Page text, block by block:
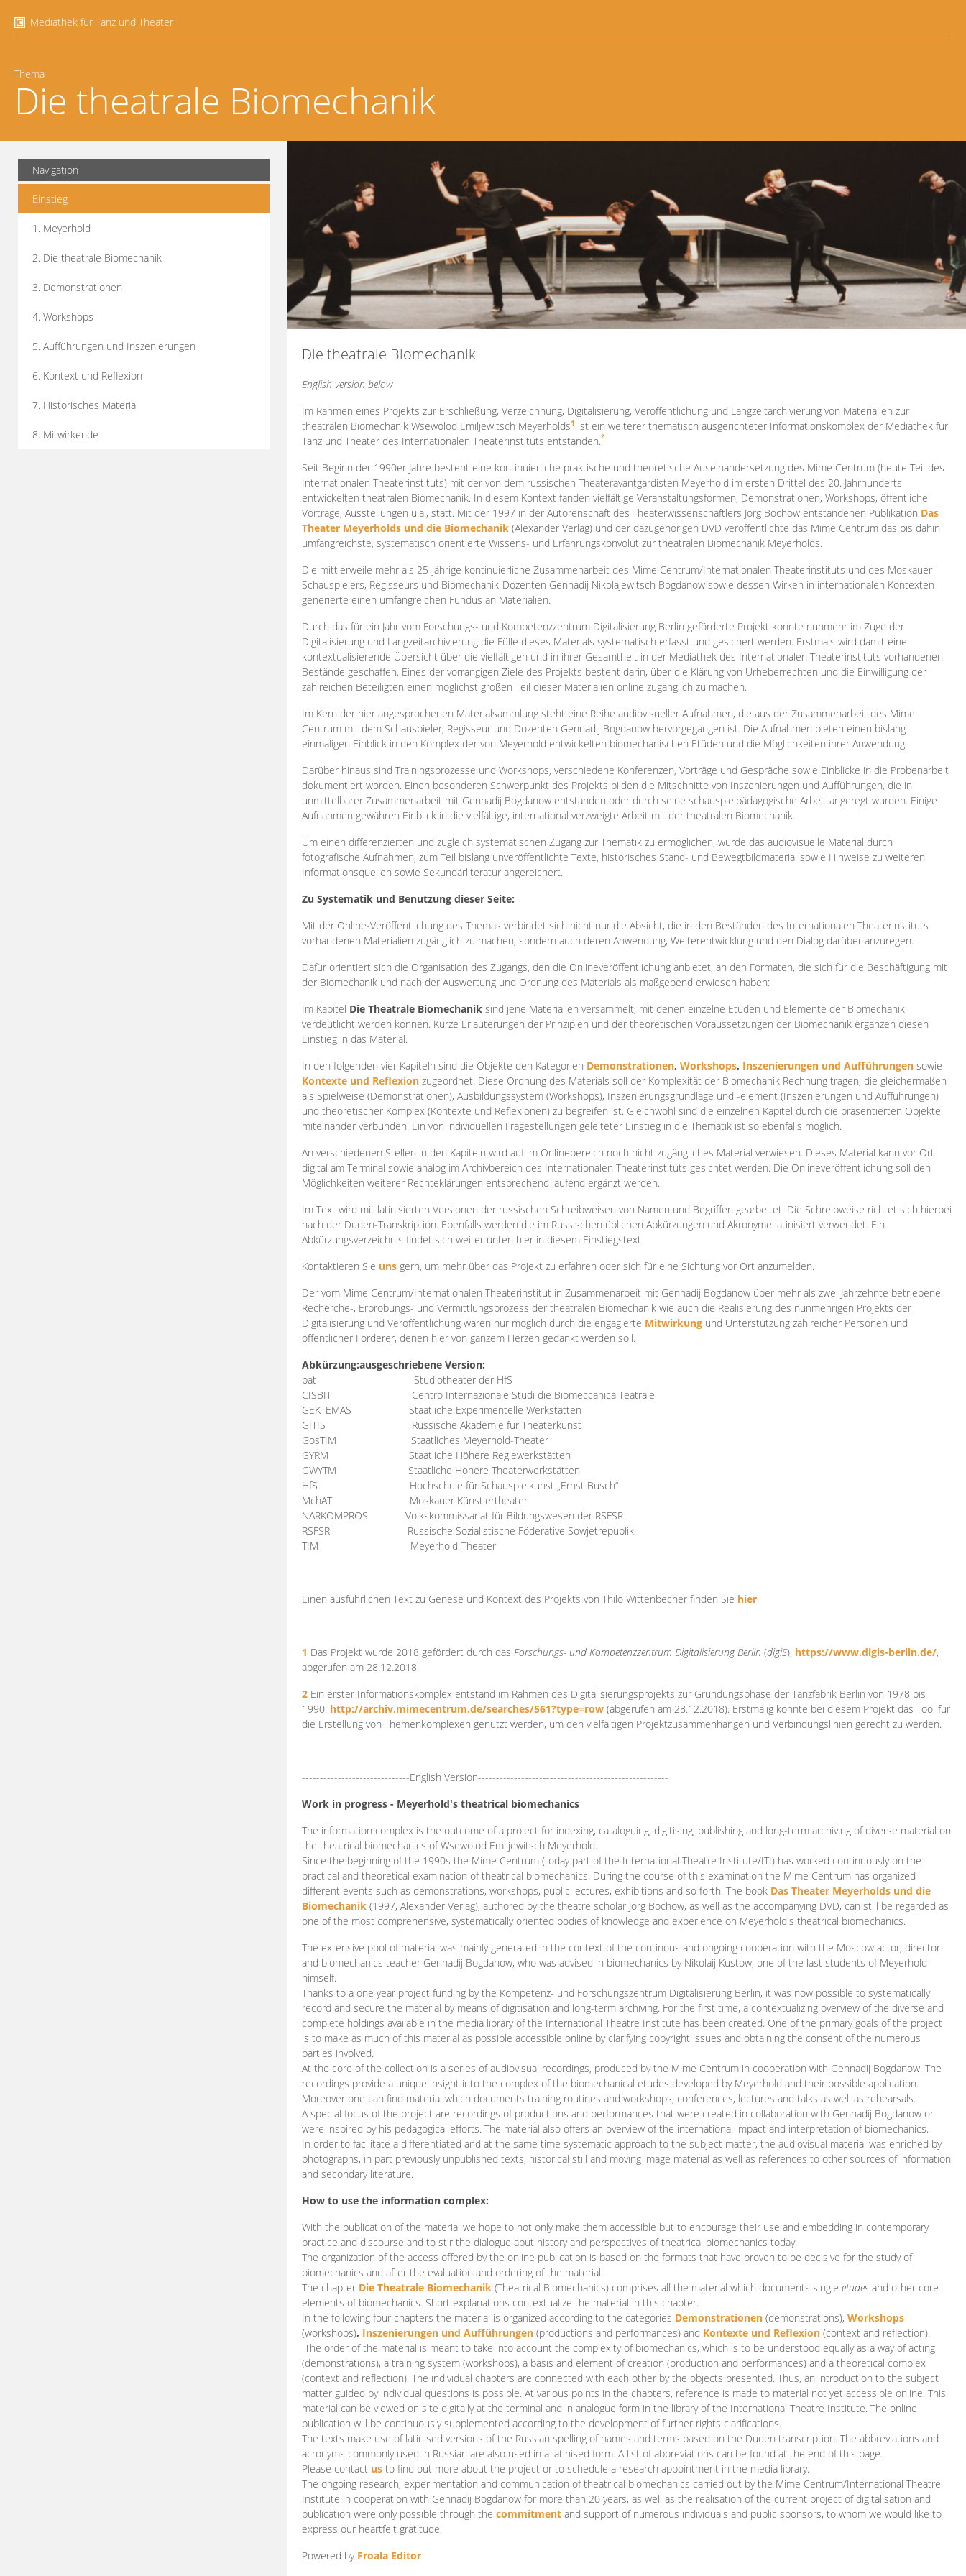
Mediathek für Tanz und Theater
Thema
Die theatrale Biomechanik
Navigation
Einstieg
1. Meyerhold
2. Die theatrale Biomechanik
3. Demonstrationen
4. Workshops
5. Aufführungen und Inszenierungen
6. Kontext und Reflexion
7. Historisches Material
8. Mitwirkende
Die theatrale Biomechanik
English version below
Im Rahmen eines Projekts zur Erschließung, Verzeichnung, Digitalisierung, Veröffentlichung und Langzeitarchivierung von Materialien zur
theatralen Biomechanik Wsewolod Emiljewitsch Meyerholds1 ist ein weiterer thematisch ausgerichteter Informationskomplex der Mediathek für
Tanz und Theater des Internationalen Theaterinstituts entstanden.2
Seit Beginn der 1990er Jahre besteht eine kontinuierliche praktische und theoretische Auseinandersetzung des Mime Centrum (heute Teil des
Internationalen Theaterinstituts) mit der von dem russischen Theateravantgardisten Meyerhold im ersten Drittel des 20. Jahrhunderts
entwickelten theatralen Biomechanik. In diesem Kontext fanden vielfältige Veranstaltungsformen, Demonstrationen, Workshops, öffentliche
Vorträge, Ausstellungen u.a., statt. Mit der 1997 in der Autorenschaft des Theaterwissenschaftlers Jörg Bochow entstandenen Publikation Das
Theater Meyerholds und die Biomechanik (Alexander Verlag) und der dazugehörigen DVD veröffentlichte das Mime Centrum das bis dahin
umfangreichste, systematisch orientierte Wissens- und Erfahrungskonvolut zur theatralen Biomechanik Meyerholds.
Die mittlerweile mehr als 25-jährige kontinuierliche Zusammenarbeit des Mime Centrum/Internationalen Theaterinstituts und des Moskauer
Schauspielers, Regisseurs und Biomechanik-Dozenten Gennadij Nikolajewitsch Bogdanow sowie dessen Wirken in internationalen Kontexten
generierte einen umfangreichen Fundus an Materialien.
Durch das für ein Jahr vom Forschungs- und Kompetenzzentrum Digitalisierung Berlin geförderte Projekt konnte nunmehr im Zuge der
Digitalisierung und Langzeitarchivierung die Fülle dieses Materials systematisch erfasst und gesichert werden. Erstmals wird damit eine
kontextualisierende Übersicht über die vielfältigen und in ihrer Gesamtheit in der Mediathek des Internationalen Theaterinstituts vorhandenen
Bestände geschaffen. Eines der vorrangigen Ziele des Projekts besteht darin, über die Klärung von Urheberrechten und die Einwilligung der
zahlreichen Beteiligten einen möglichst großen Teil dieser Materialien online zugänglich zu machen.
Im Kern der hier angesprochenen Materialsammlung steht eine Reihe audiovisueller Aufnahmen, die aus der Zusammenarbeit des Mime
Centrum mit dem Schauspieler, Regisseur und Dozenten Gennadij Bogdanow hervorgegangen ist. Die Aufnahmen bieten einen bislang
einmaligen Einblick in den Komplex der von Meyerhold entwickelten biomechanischen Etüden und die Möglichkeiten ihrer Anwendung.
Darüber hinaus sind Trainingsprozesse und Workshops, verschiedene Konferenzen, Vorträge und Gespräche sowie Einblicke in die Probenarbeit
dokumentiert worden. Einen besonderen Schwerpunkt des Projekts bilden die Mitschnitte von Inszenierungen und Aufführungen, die in
unmittelbarer Zusammenarbeit mit Gennadij Bogdanow entstanden oder durch seine schauspielpädagogische Arbeit angeregt wurden. Einige
Aufnahmen gewähren Einblick in die vielfältige, international verzweigte Arbeit mit der theatralen Biomechanik.
Um einen differenzierten und zugleich systematischen Zugang zur Thematik zu ermöglichen, wurde das audiovisuelle Material durch
fotografische Aufnahmen, zum Teil bislang unveröffentlichte Texte, historisches Stand- und Bewegtbildmaterial sowie Hinweise zu weiteren
Informationsquellen sowie Sekundärliteratur angereichert.
Zu Systematik und Benutzung dieser Seite:
Mit der Online-Veröffentlichung des Themas verbindet sich nicht nur die Absicht, die in den Beständen des Internationalen Theaterinstituts
vorhandenen Materialien zugänglich zu machen, sondern auch deren Anwendung, Weiterentwicklung und den Dialog darüber anzuregen.
Dafür orientiert sich die Organisation des Zugangs, den die Onlineveröffentlichung anbietet, an den Formaten, die sich für die Beschäftigung mit
der Biomechanik und nach der Auswertung und Ordnung des Materials als maßgebend erwiesen haben:
Im Kapitel Die Theatrale Biomechanik sind jene Materialien versammelt, mit denen einzelne Etüden und Elemente der Biomechanik
verdeutlicht werden können. Kurze Erläuterungen der Prinzipien und der theoretischen Voraussetzungen der Biomechanik ergänzen diesen
Einstieg in das Material.
In den folgenden vier Kapiteln sind die Objekte den Kategorien Demonstrationen, Workshops, Inszenierungen und Aufführungen sowie
Kontexte und Reflexion zugeordnet. Diese Ordnung des Materials soll der Komplexität der Biomechanik Rechnung tragen, die gleichermaßen
als Spielweise (Demonstrationen), Ausbildungssystem (Workshops), Inszenierungsgrundlage und -element (Inszenierungen und Aufführungen)
und theoretischer Komplex (Kontexte und Reflexionen) zu begreifen ist. Gleichwohl sind die einzelnen Kapitel durch die präsentierten Objekte
miteinander verbunden. Ein von individuellen Fragestellungen geleiteter Einstieg in die Thematik ist so ebenfalls möglich.
An verschiedenen Stellen in den Kapiteln wird auf im Onlinebereich noch nicht zugängliches Material verwiesen. Dieses Material kann vor Ort
digital am Terminal sowie analog im Archivbereich des Internationalen Theaterinstituts gesichtet werden. Die Onlineveröffentlichung soll den
Möglichkeiten weiterer Rechteklärungen entsprechend laufend ergänzt werden.
Im Text wird mit latinisierten Versionen der russischen Schreibweisen von Namen und Begriffen gearbeitet. Die Schreibweise richtet sich hierbei
nach der Duden-Transkription. Ebenfalls werden die im Russischen üblichen Abkürzungen und Akronyme latinisiert verwendet. Ein
Abkürzungsverzeichnis findet sich weiter unten hier in diesem Einstiegstext
Kontaktieren Sie uns gern, um mehr über das Projekt zu erfahren oder sich für eine Sichtung vor Ort anzumelden.
Der vom Mime Centrum/Internationalen Theaterinstitut in Zusammenarbeit mit Gennadij Bogdanow über mehr als zwei Jahrzehnte betriebene
Recherche-, Erprobungs- und Vermittlungsprozess der theatralen Biomechanik wie auch die Realisierung des nunmehrigen Projekts der
Digitalisierung und Veröffentlichung waren nur möglich durch die engagierte Mitwirkung und Unterstützung zahlreicher Personen und
öffentlicher Förderer, denen hier von ganzem Herzen gedankt werden soll.
Abkürzung:ausgeschriebene Version:
bat
Studiotheater der HfS
CISBIT
Centro Internazionale Studi die Biomeccanica Teatrale
GEKTEMAS
Staatliche Experimentelle Werkstätten
GITIS
Russische Akademie für Theaterkunst
GosTIM
Staatliches Meyerhold-Theater
GYRM
Staatliche Höhere Regiewerkstätten
GWYTM
Staatliche Höhere Theaterwerkstätten
HfS
Hochschule für Schauspielkunst „Ernst Busch“
MchAT
Moskauer Künstlertheater
NARKOMPROS
Volkskommissariat für Bildungswesen der RSFSR
RSFSR
Russische Sozialistische Föderative Sowjetrepublik
TIM Meyerhold-Theater
Einen ausführlichen Text zu Genese und Kontext des Projekts von Thilo Wittenbecher finden Sie hier
1 Das Projekt wurde 2018 gefördert durch das Forschungs- und Kompetenzzentrum DigitalisierungBerlin (digiS), https://www.digis-berlin.de/,
abgerufen am 28.12.2018.
2 Ein erster Informationskomplex entstand im Rahmen des Digitalisierungsprojekts zur Gründungsphase der Tanzfabrik Berlin von 1978 bis
1990: http://archiv.mimecentrum.de/searches/561?type=row (abgerufen am 28.12.2018). Erstmalig konnte bei diesem Projekt das Tool für
die Erstellung von Themenkomplexen genutzt werden, um den vielfältigen Projektzusammenhängen und Verbindungslinien gerecht zu werden.
------------------------------English Version-----------------------------------------------------
Work in progress - Meyerhold's theatrical biomechanics
The information complex is the outcome of a project for indexing, cataloguing, digitising, publishing and long-term archiving of diverse material on
the theatrical biomechanics of Wsewolod Emiljewitsch Meyerhold.
Since the beginning of the 1990s the Mime Centrum (today part of the International Theatre Institute/ITI) has worked continuously on the
practical and theoretical examination of theatrical biomechanics. During the course of this examination the Mime Centrum has organized
different events such as demonstrations, workshops, public lectures, exhibitions and so forth. The book Das Theater Meyerholds und die
Biomechanik (1997, Alexander Verlag), authored by the theatre scholar Jörg Bochow, as well as the accompanying DVD, can still be regarded as
one of the most comprehensive, systematically oriented bodies of knowledge and experience on Meyerhold's theatrical biomechanics.
The extensive pool of material was mainly generated in the context of the continous and ongoing cooperation with the Moscow actor, director
and biomechanics teacher Gennadij Bogdanow, who was advised in biomechanics by Nikolaij Kustow, one of the last students of Meyerhold
himself.
Thanks to a one year project funding by the Kompetenz- und Forschungszentrum Digitalisierung Berlin, it was now possible to systematically
record and secure the material by means of digitisation and long-term archiving. For the first time, a contextualizing overview of the diverse and
complete holdings available in the media library of the International Theatre Institute has been created. One of the primary goals of the project
is to make as much of this material as possible accessible online by clarifying copyright issues and obtaining the consent of the numerous
parties involved.
At the core of the collection is a series of audiovisual recordings, produced by the Mime Centrum in cooperation with Gennadij Bogdanow. The
recordings provide a unique insight into the complex of the biomechanical etudes developed by Meyerhold and their possible application.
Moreover one can find material which documents training routines and workshops, conferences, lectures and talks as well as rehearsals.
A special focus of the project are recordings of productions and performances that were created in collaboration with Gennadij Bogdanow or
were inspired by his pedagogical efforts. The material also offers an overview of the international impact and interpretation of biomechanics.
In order to facilitate a differentiated and at the same time systematic approach to the subject matter, the audiovisual material was enriched by
photographs, in part previously unpublished texts, historical still and moving image material as well as references to other sources of information
and secondary literature.
How to use the information complex:
With the publication of the material we hope to not only make them accessible but to encourage their use and embedding in contemporary
practice and discourse and to stir the dialogue abut history and perspectives of theatrical biomechanics today.
The organization of the access offered by the online publication is based on the formats that have proven to be decisive for the study of
biomechanics and after the evaluation and ordering of the material:
The chapter Die Theatrale Biomechanik (Theatrical Biomechanics) comprises all the material which documents single etudes and other core
elements of biomechanics. Short explanations contextualize the material in this chapter.
In the following four chapters the material is organized according to the categories Demonstrationen (demonstrations), Workshops
(workshops), Inszenierungen und Aufführungen (productions and performances) and Kontexte und Reflexion (context and reflection).
The order of the material is meant to take into account the complexity of biomechanics, which is to be understood equally as a way of acting
(demonstrations), a training system (workshops), a basis and element of creation (production and performances) and a theoretical complex
(context and reflection). The individual chapters are connected with each other by the objects presented. Thus, an introduction to the subject
matter guided by individual questions is possible. At various points in the chapters, reference is made to material not yet accessible online. This
material can be viewed on site digitally at the terminal and in analogue form in the library of the International Theatre Institute. The online
publication will be continuously supplemented according to the development of further rights clarifications.
The texts make use of latinised versions of the Russian spelling of names and terms based on the Duden transcription. The abbreviations and
acronyms commonly used in Russian are also used in a latinised form. A list of abbreviations can be found at the end of this page.
Please contact us to find out more about the project or to schedule a research appointment in the media library.
The ongoing research, experimentation and communication of theatrical biomechanics carried out by the Mime Centrum/International Theatre
Institute in cooperation with Gennadij Bogdanow for more than 20 years, as well as the realisation of the current project of digitalisation and
publication were only possible through the commitment and support of numerous individuals and public sponsors, to whom we would like to
express our heartfelt gratitude.
Powered by Froala Editor